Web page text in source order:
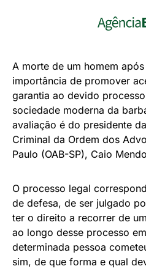
A morte de um homem
importância de promover
garantia ao devido
sociedade moderna da
avaliação é do presidente
Criminal da Ordem dos
Paulo (OAB-SP), Caio
O processo legal
de defesa, de ser julgado
ter o direito a recorrer de
ao longo desse processo
determinada pessoa
sim, de que forma e qual